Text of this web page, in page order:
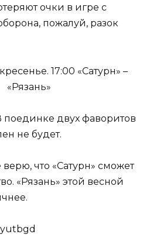
очки в игре с
пожалуй, разок
17:00 «Сатурн» –
«Рязань»
поединке двух фаворитов
не будет.
верю, что «Сатурн» сможет
«Рязань» этой весной